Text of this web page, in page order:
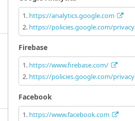
https://analytics.google.com
https://policies.google.com/privacy
Firebase
https://www.firebase.com/
https://policies.google.com/privacy
Facebook
https://www.facebook.com